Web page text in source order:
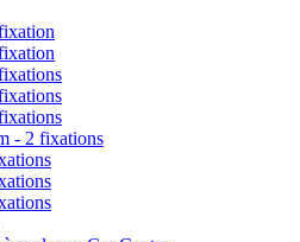
- 2 fixations